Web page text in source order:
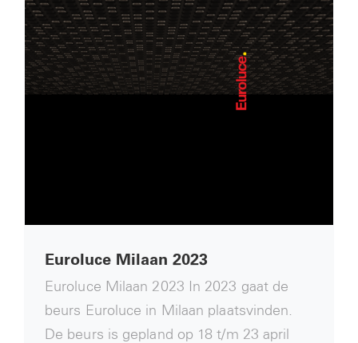
Euroluce Milaan 2023
Euroluce Milaan 2023 In 2023 gaat de
beurs Euroluce in Milaan plaatsvinden.
De beurs is gepland op 18 t/m 23 april